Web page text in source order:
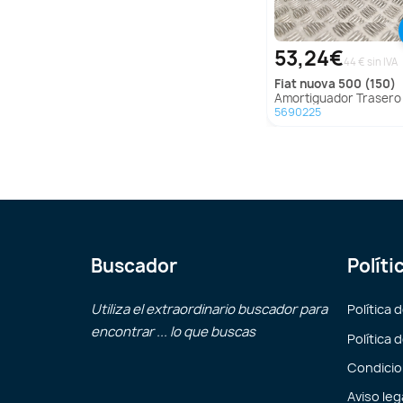
53,24€44 € sin IVA
fiat nuova 500 (150)
Amortiguador Trasero Derecho para Fiat Nuova
5690225
Buscador
Utiliza el extraordinario buscador para
encontrar ... lo que buscas
Política
Política
Aviso